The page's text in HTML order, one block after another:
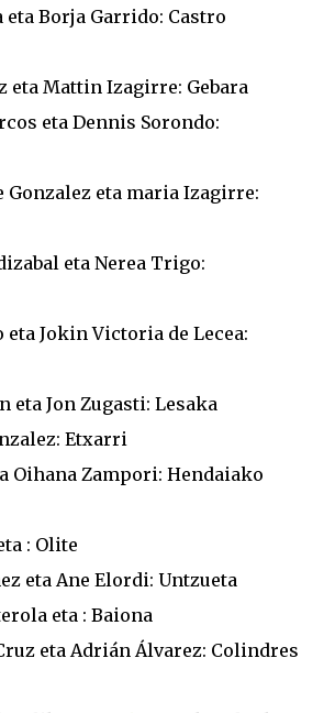
eta Borja Garrido: Castro
eta Mattin Izagirre: Gebara
eta Dennis Sorondo:
Gonzalez eta maria Izagirre:
eta Nerea Trigo:
eta Jokin Victoria de Lecea:
eta Jon Zugasti: Lesaka
Etxarri
Oihana Zampori: Hendaiako
: Olite
eta Ane Elordi: Untzueta
eta : Baiona
eta Adrián Álvarez: Colindres